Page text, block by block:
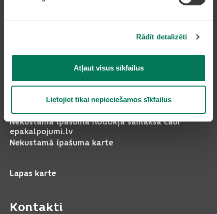
Rādīt detalizēti
Atļaut visus sīkfailus
Lietojiet tikai nepieciešamos sīkfailus
Pakalpojumi
Dzīvesvietas deklarēšana
Pieteikt bērnu pirmsskolas izglītības iestādē
Nekustamā īpašuma nodokļa samaksa caur
epakalpojumi.lv
Nekustamā īpašuma karte
Lapas karte
Kontakti